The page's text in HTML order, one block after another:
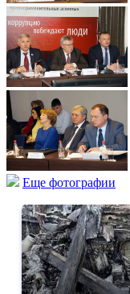
Еще фотографии